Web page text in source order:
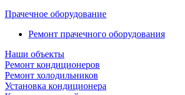
Прачечное оборудование
Ремонт прачечного оборудования
Наши объекты
Ремонт кондиционеров
Ремонт холодильников
Установка кондиционера